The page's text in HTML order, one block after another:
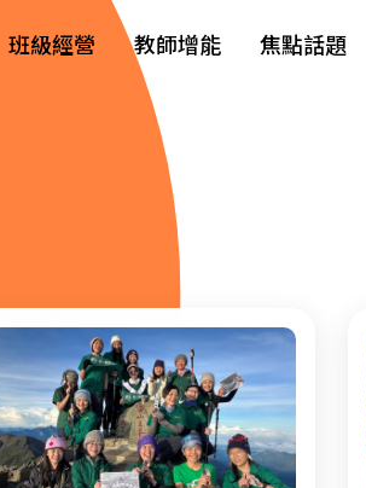
班級經營 教師增能 焦點話題